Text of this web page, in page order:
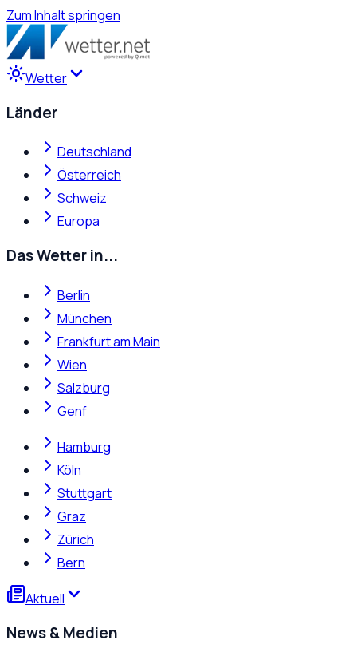
Zum Inhalt springen
Wetter
Länder
Deutschland
Österreich
Schweiz
Europa
Das Wetter in...
Berlin
München
Frankfurt am Main
Wien
Salzburg
Genf
Hamburg
Köln
Stuttgart
Graz
Zürich
Bern
Aktuell
News & Medien